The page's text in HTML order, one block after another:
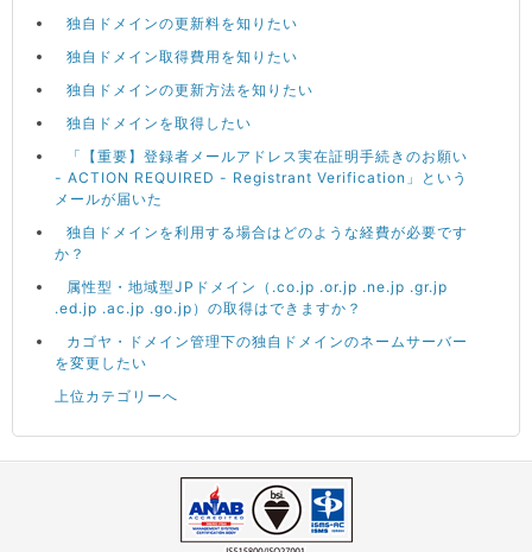
独自ドメインの更新料を知りたい
独自ドメイン取得費用を知りたい
独自ドメインの更新方法を知りたい
独自ドメインを取得したい
「【重要】登録者メールアドレス実在証明手続きのお願い
- ACTION REQUIRED - Registrant Verification」という
メールが届いた
独自ドメインを利用する場合はどのような経費が必要です
か？
属性型・地域型JPドメイン（.co.jp .or.jp .ne.jp .gr.jp
.ed.jp .ac.jp .go.jp）の取得はできますか？
カゴヤ・ドメイン管理下の独自ドメインのネームサーバー
を変更したい
上位カテゴリーへ